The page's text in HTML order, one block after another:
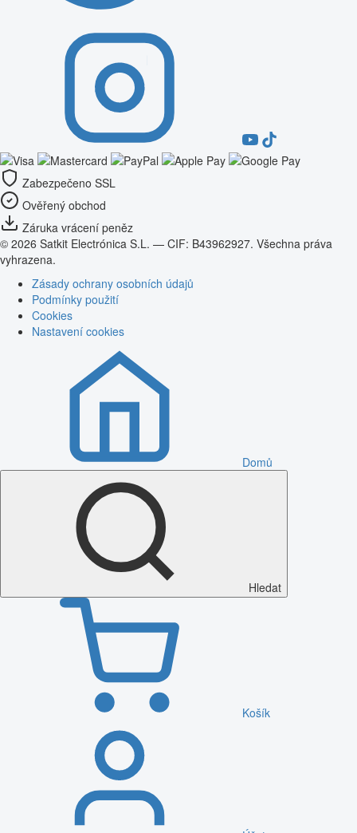
Zabezpečeno SSL
Ověřený obchod
Záruka vrácení peněz
© 2026 Satkit Electrónica S.L. — CIF: B43962927. Všechna práva
vyhrazena.
Zásady ochrany osobních údajů
Podmínky použití
Cookies
Nastavení cookies
Domů
Hledat
Košík